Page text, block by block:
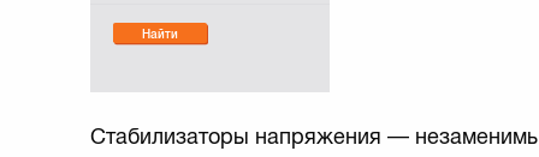
Найти
Стабилизаторы напряжения —